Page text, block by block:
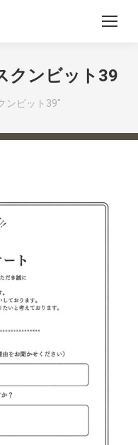
クンビット39
ンビット39"